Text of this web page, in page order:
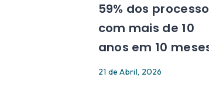
59% dos
com mais de 10
anos em 10
21 de Abril, 2026